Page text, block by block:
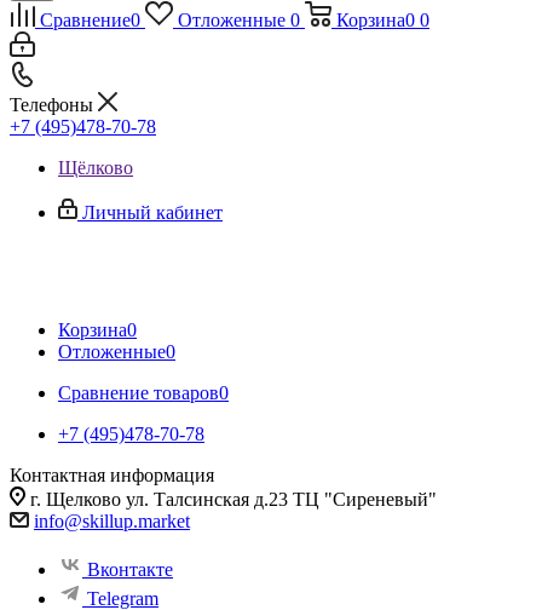
Сравнение0 Отложенные 0 Корзина0 0
Телефоны
+7 (495)478-70-78
Щёлково
Личный кабинет
Корзина0
Отложенные0
Сравнение товаров0
+7 (495)478-70-78
Контактная информация
г. Щелково ул. Талсинская д.23 ТЦ "Сиреневый"
info@skillup.market
Вконтакте
Telegram